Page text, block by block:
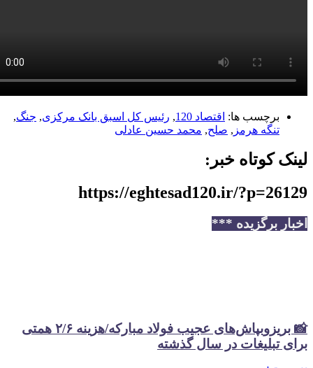
برچسب ها:اقتصاد 120 ,رئیس کل اسبق بانک مرکزی, جنگ,
تنگه هرمز ,صلح , محمد حسین عادلی
کوتاه خبر:
https://eghtesad120.ir/
برگزیده ***
📸 بریزوبپاش‌های عجیب فولاد مبارکه/هزینه ۲/۶ همتی
تبلیغات در سال گذشته